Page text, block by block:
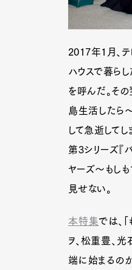
2017年1月、テ
ハウスで暮ら
を呼んだ。そ
島生活したら
して急逝して
第3シリーズ『
ヤーズ～もし
見せない。
本特集では、
ヲ、松重豊、
端に始まるの